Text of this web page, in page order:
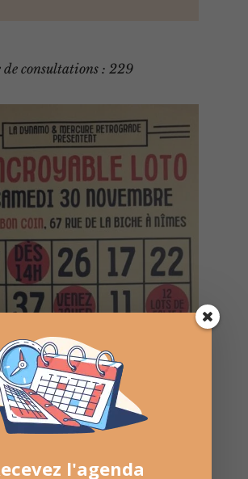
de consultations : 229
l'agenda